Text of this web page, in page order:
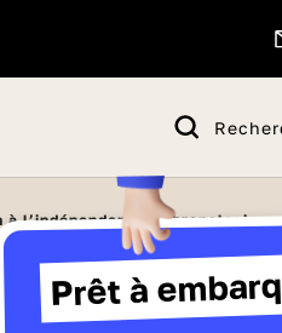
Prêt à
l’indépendance : chronologie